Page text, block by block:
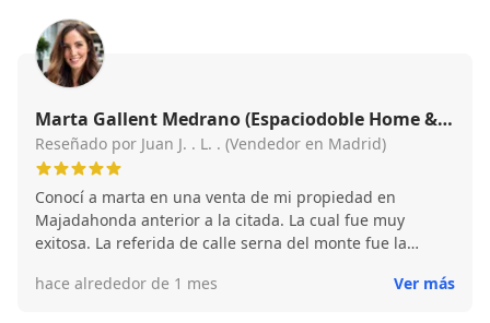
Marta Gallent Medrano (Espaciodoble Home &
Properties)
Reseñado por Juan J. . L. . (Vendedor en Madrid)
Conocí a marta en una venta de mi propiedad en
Majadahonda anterior a la citada. La cual fue muy
exitosa. La referida de calle serna del monte fue la
integridad teniendo dos ofertas de venta aseguradas
hace alrededor de 1 mes Ver más